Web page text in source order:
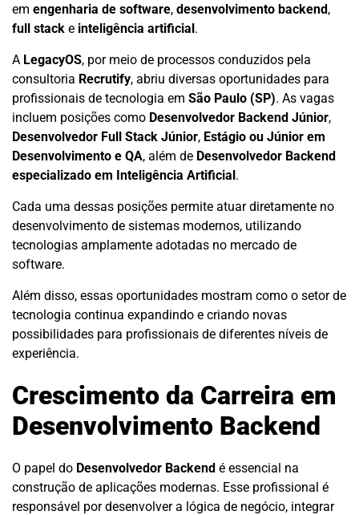
em engenharia de software, desenvolvimento backend,
full stack e inteligência artificial.
A LegacyOS, por meio de processos conduzidos pela
consultoria Recrutify, abriu diversas oportunidades para
profissionais de tecnologia em São Paulo (SP). As vagas
incluem posições como Desenvolvedor Backend Júnior,
Desenvolvedor Full Stack Júnior, Estágio ou Júnior em
Desenvolvimento e QA, além de Desenvolvedor Backend
especializado em Inteligência Artificial.
Cada uma dessas posições permite atuar diretamente no
desenvolvimento de sistemas modernos, utilizando
tecnologias amplamente adotadas no mercado de
software.
Além disso, essas oportunidades mostram como o setor de
tecnologia continua expandindo e criando novas
possibilidades para profissionais de diferentes níveis de
experiência.
Crescimento da Carreira em
Desenvolvimento Backend
O papel do Desenvolvedor Backend é essencial na
construção de aplicações modernas. Esse profissional é
responsável por desenvolver a lógica de negócio, integrar